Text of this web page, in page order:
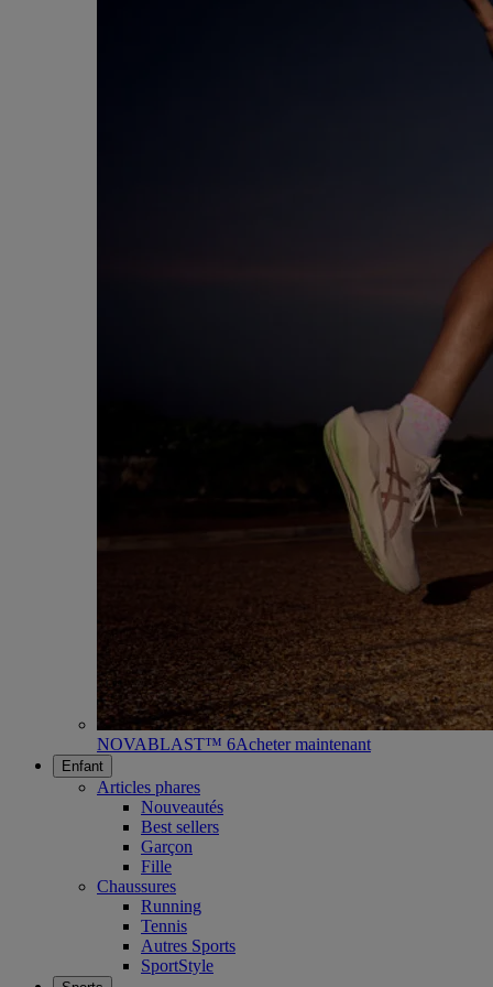
NOVABLAST™ 6Acheter maintenant
Enfant
Articles phares
Nouveautés
Best sellers
Garçon
Fille
Chaussures
Running
Tennis
Autres Sports
SportStyle